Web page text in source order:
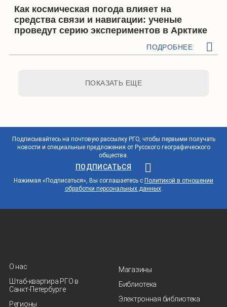
Как космическая погода влияет на
средства связи и навигации: ученые
проведут серию экспериментов в Арктике
ПОДРОБНЕЕ
ПОКАЗАТЬ ЕЩЕ
Подписывайтесь на почтовую рассылку РГО, чтобы первыми получать
новости и специальные предложения от Русского географического
общества.
ПОДПИСАТЬСЯ
Нажимая «Подписаться», Вы соглашаетесь с Политикой в отношении
обработки персональных данных.
О нас
Штаб-квартира РГО в
Санкт‑Петербурге
Регионы
Магазины
Библиотека
Электронная библиотека